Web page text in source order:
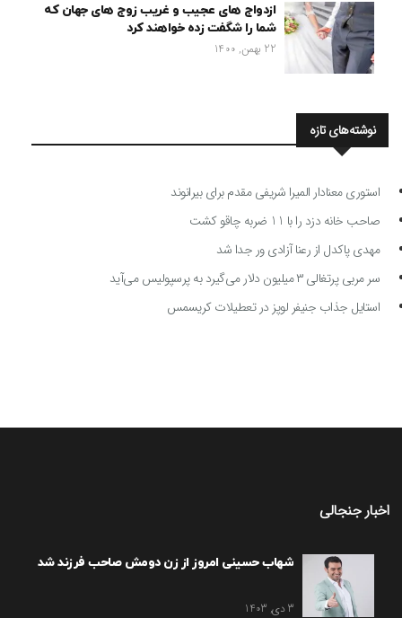
ازدواج های عجیب و غریب زوج های جهان که
شما را شگفت زده خواهند کرد
22 بهمن, 1400
نوشته‌های تازه
استوری معنادار المیرا شریفی مقدم برای بیرانوند
صاحب خانه دزد را با 11 ضربه چاقو کشت
مهدی پاکدل از رعنا آزادی ور جدا شد
سر مربی پرتغالی ۳ میلیون دلار می‌گیرد به پرسپولیس می‌آید
استایل جذاب جنیفر لوپز در تعطیلات کریسمس
اخبار جنجالی
شهاب حسینی امروز از زن دومش صاحب فرزند شد
3 دی, 1403